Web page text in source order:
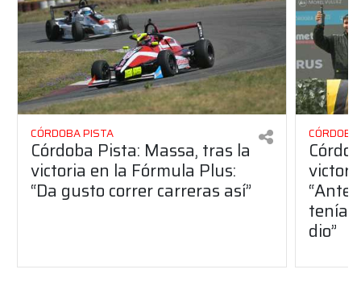
CÓRDOBA PISTA
Córdoba Pista: Massa, tras la
victoria en la Fórmula Plus:
“Da gusto correr carreras así”
dio”